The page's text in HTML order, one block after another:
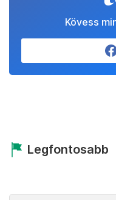
Kövess
Legfontosabb